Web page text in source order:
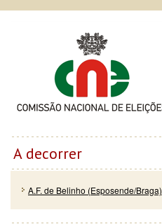
A decorrer
A.F. de Belinho (Esposende/Braga)